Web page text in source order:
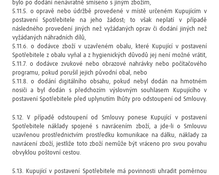
bylo po dodání nenávratně smíseno s jiným zbožím,
5.11.5. o opravě nebo údržbě provedené v místě určeném Kupujícím v
postavení Spotřebitele na jeho žádost; to však neplatí v případě
následného provedení jiných než vyžádaných oprav či dodání jiných než
vyžádaných náhradních dílů,
5.11.6. o dodávce zboží v uzavřeném obalu, které Kupující v postavení
Spotřebitele z obalu vyňal a z hygienických důvodů jej není možné vrátit,
5.11.7. o dodávce zvukové nebo obrazové nahrávky nebo počítačového
programu, pokud porušil jejich původní obal, nebo
5.11.8. o dodání digitálního obsahu, pokud nebyl dodán na hmotném
nosiči a byl dodán s předchozím výslovným souhlasem Kupujícího v
postavení Spotřebitele před uplynutím lhůty pro odstoupení od Smlouvy.
5.12. V případě odstoupení od Smlouvy ponese Kupující v postavení
Spotřebitele náklady spojené s navrácením zboží, a jde-li o Smlouvu
uzavřenou prostřednictvím prostředku komunikace na dálku, náklady za
navrácení zboží, jestliže toto zboží nemůže být vráceno pro svou povahu
obvyklou poštovní cestou.
5.13. Kupující v postavení Spotřebitele má povinnosti uhradit poměrnou